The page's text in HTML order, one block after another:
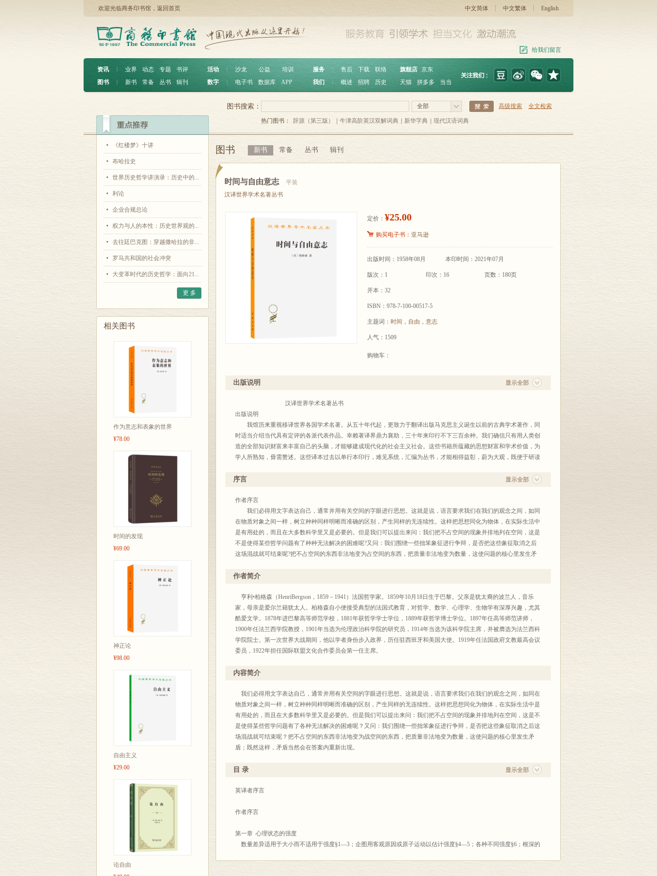
欢迎光临商务印书馆， 返回首页 中文简体 中文繁体 English
给我们留言
资讯 ︱ 业界 动态 专题
书评
图书
︱ 新书 常备 丛书 辑刊
活动 沙龙 公益
培训
数字
电子书 数据库 APP
服务 ︱ 售后 下载
联络
我们
概述 招聘 历史
旗舰店 京东
天猫
拼多多 当当
《红楼梦》十讲
布哈拉史
世界历史哲学讲演录：历史中的...
利论
企业合规总论
权力与人的本性：历史世界观的...
去往廷巴克图：穿越撒哈拉的非...
罗马共和国的社会冲突
大变革时代的历史哲学：面向21...
更 多
相关图书
作为意志和表象的世界
¥78.00
时间的发现
¥69.00
神正论
¥98.00
自由主义
¥29.00
论自由
全部 高级搜索 全文检索
图书搜索：
热门图书： 辞源（第三版） 牛津高阶英汉双解词典 新华字典 现代汉语词典
图书 新书 常备 丛书 辑刊
时间与自由意志
平装
汉译世界学术名著丛书
定价： ¥25.00
购买电子书： 亚马逊
出版时间：1958年08月 本印时间：2021年07月
版次：1 印次：16 页数：180页
开本：32
ISBN：978-7-100-00517-5
主题词： 时间 ， 自由 ， 意志
人气：1509
购物车：
显示全部
出版说明
汉译世界学术名著丛书
出版说明
我馆历来重视移译世界各国学术名著。从五十年代起，更致力于翻译出版马克思主义诞生以前的古典学术著作，同
时适当介绍当代具有定评的各派代表作品。幸赖著译界鼎力襄助，三十年来印行不下三百余种。我们确信只有用人类创
造的全部知识财富来丰富自己的头脑，才能够建成现代化的社会主义社会。这些书籍所蕴藏的思想财富和学术价值，为
学人所熟知，毋需赘述。这些译本过去以单行本印行，难见系统，汇编为丛书，才能相得益彰，蔚为大观，既便于研读
2004年底出版至四百种。今后在积累单本著作的基础上仍将陆续以名著版印行。由于采用原纸型，译文末能重新校订，
析态度去研读这些著作，汲取其对我有用的精华，剔除其不合时宜的糟粕，这一点也无需我们多说。希望海内外读书
界、著译界给我们批评、建议，帮助我们把这套丛书出好。
商务印书馆编辑部
2003年10月
显示全部
序言
作者序言
我们必得用文字表达自己，通常并用有关空间的字眼进行思想。这就是说，语言要求我们在我们的观念之间，如同
在物质对象之间一样，树立种种同样明晰而准确的区别，产生同样的无连续性。这样把思想同化为物体，在实际生活中
是有用处的，而且在大多数科学里又是必要的。但是我们可以提出来问：我们把不占空间的现象并排地列在空间，这是
不是使得某些哲学问题有了种种无法解决的困难呢?又问：我们围绕一些拙笨象征进行争辩，是否把这些象征取消之后
这场混战就可结束呢?把不占空间的东西非法地变为占空间的东西，把质量非法地变为数量，这使问题的核心里发生矛
我所想研究的是自由意志这个问题，它是形而上学和心理学的共同问题。我企图证明的是：在主张决定论者和反对
番混淆去掉，则我们也许可以看出：人们对于自由意志所提出的反驳和所下的定义，甚至在某种意义上自由意志这个问
题的自身，都会随着消失。使这一点得到证明，是本书第三章的目的；头两章讨论强度、绵延这些观念，是作为第三章
的引论而写出的。
H．柏格森
1888年2月
英译者序言
学位。他在法国各省立中学和巴黎各公立中学主持各种讲座之后，于1897年担任高等师范学院的主任讲师；自1900年起
一直在法兰西大学当教授。 1901年他当选为伦理政治科学研究院的研究员，因而荣任法国科学院的院士。
柏格森教授的全部著作列于附加的参考书目内。在翻译这本“论意识的直接材料”的过程中，每一阶段都得到了他的
合作；而且给了我很大的方便，殷勤不倦地帮助我。原书是1883—1887年计划和写出的，1889年初版。在法文版的注脚
内列举了一些英文著作的法文译本。在此英译本中我改用原来英文书名和英文版本的页数。有些在1889年以后才问世的
英文版本所以也被列入就是这个缘故。我为各节加了相当详细的小标题。
而且非常合乎一般文化程度人们的味口。他所采取的不是在哲学界一向占优势的那种概念法与抽象法。在他看来，实体
及同情的内省才可掌握它。我们的种种概念把实体这不断的川流分裂为许多外于彼此的片段；这些概念在多方面促进语
示。相反地，它们以一种人为的复制品，以一堆无生气的碎片代替实体，从而产生理性派哲学所始终无法摆脱的，并根
他的读者把实体的这些碎片丢在一边，而把他们自己浸沉到事物的不息川流里去，并让这川流的不可抵挡的波涛把他们
的种种困难一起冲走。
作者简介
亨利•柏格森（HenriBergson，1859－1941）法国哲学家。1859年10月18日生于巴黎。父亲是犹太裔的波兰人，音乐
家，母亲是爱尔兰籍犹太人。柏格森自小便接受典型的法国式教育，对哲学、数学、心理学、生物学有深厚兴趣，尤其
酷爱文学。1878年进巴黎高等师范学校，1881年获哲学学士学位，1889年获哲学博士学位。1897年任高等师范讲师，
1900年任法兰西学院教授，1901年当选为伦理政治科学院的研究员，1914年当选为该科学院主席，并被膺选为法兰西科
学院院士。第一次世界大战期间，他以学者身份步入政界，历任驻西班牙和美国大使。1919年任法国政府文教最高会议
委员，1922年担任国际联盟文化合作委员会第一任主席。
内容简介
我们必得用文字表达自己，通常并用有关空间的字眼进行思想。这就是说，语言要求我们在我们的观念之间，如同在
物质对象之间一样，树立种种同样明晰而准确的区别，产生同样的无连续性。这样把思想同化为物体，在实际生活中是
有用处的，而且在大多数科学里又是必要的。但是我们可以提出来问：我们把不占空间的现象并排地列在空间，这是不
是使得某些哲学问题有了各种无法解决的困难呢？又问：我们围绕一些拙笨象征进行争辩，是否把这些象征取消之后这
场混战就可结束呢？把不占空间的东西非法地变为战空间的东西，把质量非法地变为数量，这使问题的核心里发生矛
盾；既然这样，矛盾当然会在答案内重新出现。
显示全部
目 录
英译者序言
作者序言
第一章 心理状态的强度
数量差异适用于大小而不适用于强度§1—3；企图用客观原因或原子运动以估计强度§4—5；各种不同强度§6；根深的